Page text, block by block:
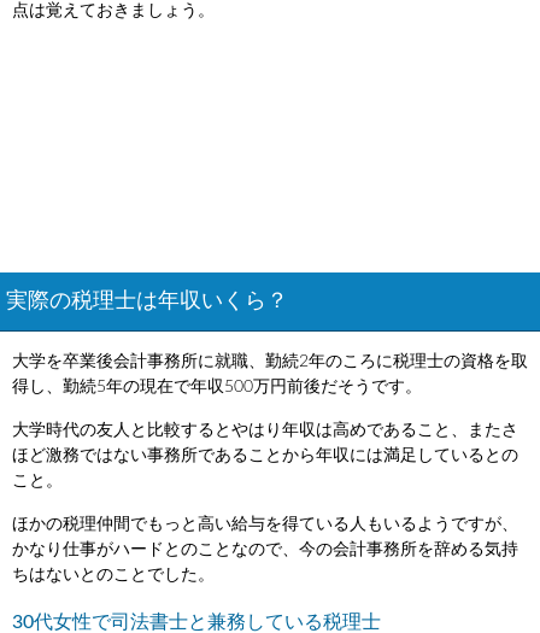
点は覚えておきましょう。
実際の税理士は年収いくら？
大学を卒業後会計事務所に就職、勤続2年のころに税理士の資格を取
得し、勤続5年の現在で年収500万円前後だそうです。
大学時代の友人と比較するとやはり年収は高めであること、またさ
ほど激務ではない事務所であることから年収には満足しているとの
こと。
ほかの税理仲間でもっと高い給与を得ている人もいるようですが、
かなり仕事がハードとのことなので、今の会計事務所を辞める気持
ちはないとのことでした。
30代女性で司法書士と兼務している税理士